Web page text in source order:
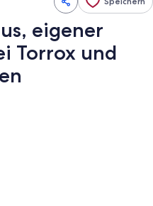
eigener
Torrox und